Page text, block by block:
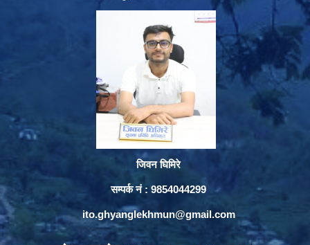
जिवन घिमिरे
सम्पर्क नं : 9854044299
ito.ghyanglekhmun@gmail.com